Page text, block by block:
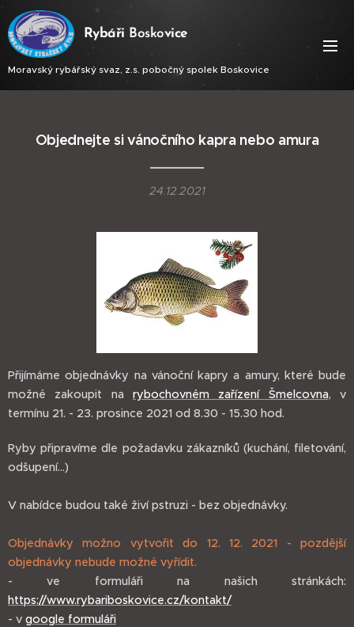
Rybáři Boskovice
Moravský rybářský svaz, z.s. pobočný spolek Boskovice
Objednejte si vánočního kapra nebo amura
24.12.2021
Přijímáme objednávky na vánoční kapry a amury, které bude
možné zakoupit na rybochovném zařízení Šmelcovna, v
termínu 21. - 23. prosince 2021 od 8.30 - 15.30 hod.
Ryby připravíme dle požadavku zákazníků (kuchání, filetování,
odšupení...)
V nabídce budou také živí pstruzi - bez objednávky.
Objednávky možno vytvořit do 12. 12. 2021 - pozdější
objednávky nebude možné vyřídit.
- ve formuláři na našich stránkách:
https://www.rybariboskovice.cz/kontakt/
- v google formuláři